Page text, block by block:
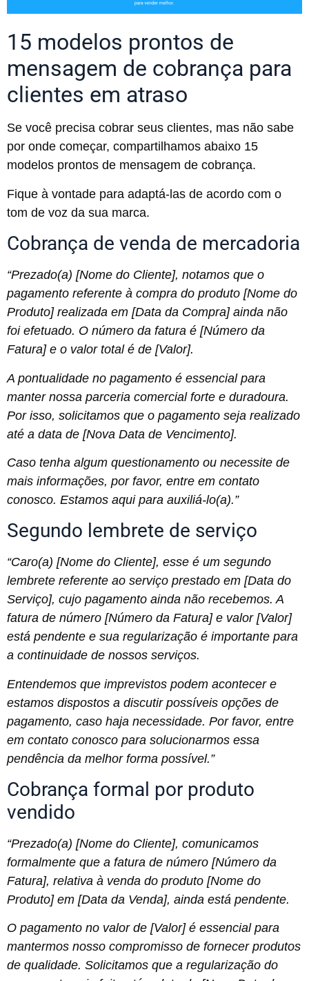
15 modelos prontos de
mensagem de cobrança para
clientes em atraso
Se você precisa cobrar seus clientes, mas não sabe
por onde começar, compartilhamos abaixo 15
modelos prontos de mensagem de cobrança.
Fique à vontade para adaptá-las de acordo com o
tom de voz da sua marca.
Cobrança de venda de mercadoria
“Prezado(a) [Nome do Cliente], notamos que o
pagamento referente à compra do produto [Nome do
Produto] realizada em [Data da Compra] ainda não
foi efetuado. O número da fatura é [Número da
Fatura] e o valor total é de [Valor].
A pontualidade no pagamento é essencial para
manter nossa parceria comercial forte e duradoura.
Por isso, solicitamos que o pagamento seja realizado
até a data de [Nova Data de Vencimento].
Caso tenha algum questionamento ou necessite de
mais informações, por favor, entre em contato
conosco. Estamos aqui para auxiliá-lo(a).”
Segundo lembrete de serviço
“Caro(a) [Nome do Cliente], esse é um segundo
lembrete referente ao serviço prestado em [Data do
Serviço], cujo pagamento ainda não recebemos. A
fatura de número [Número da Fatura] e valor [Valor]
está pendente e sua regularização é importante para
a continuidade de nossos serviços.
Entendemos que imprevistos podem acontecer e
estamos dispostos a discutir possíveis opções de
pagamento, caso haja necessidade. Por favor, entre
em contato conosco para solucionarmos essa
pendência da melhor forma possível.”
Cobrança formal por produto
vendido
“Prezado(a) [Nome do Cliente], comunicamos
formalmente que a fatura de número [Número da
Fatura], relativa à venda do produto [Nome do
Produto] em [Data da Venda], ainda está pendente.
O pagamento no valor de [Valor] é essencial para
mantermos nosso compromisso de fornecer produtos
de qualidade. Solicitamos que a regularização do